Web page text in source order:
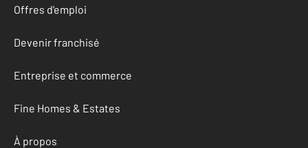
Offres d'emploi
Devenir franchisé
Entreprise et commerce
Fine Homes & Estates
À propos